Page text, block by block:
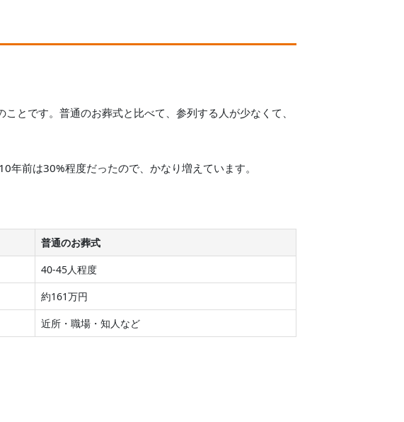
とです。普通のお葬式と比べて、参列する人が少なくて、
前は30%程度だったので、かなり増えています。
普通のお葬式
40-45人程度
約161万円
近所・職場・知人など